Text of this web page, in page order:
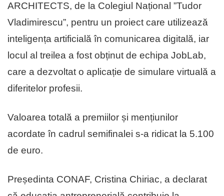
ARCHITECTS, de la Colegiul Național ”Tudor
Vladimirescu”, pentru un proiect care utilizează
inteligența artificială în comunicarea digitală, iar
locul al treilea a fost obținut de echipa JobLab,
care a dezvoltat o aplicație de simulare virtuală a
diferitelor profesii.
Valoarea totală a premiilor și mențiunilor
acordate în cadrul semifinalei s-a ridicat la 5.100
de euro.
Președinta CONAF, Cristina Chiriac, a declarat